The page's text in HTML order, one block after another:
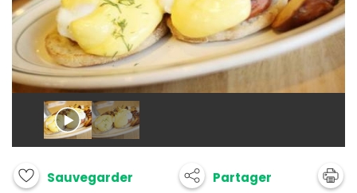
Sauvegarder Partager